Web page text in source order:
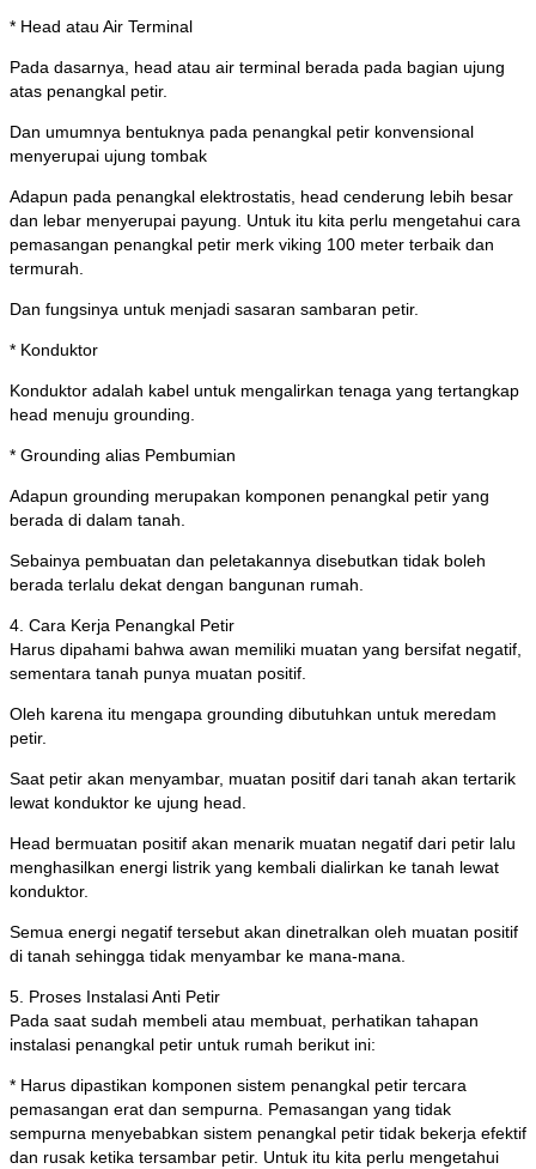
* Head atau Air Terminal
Pada dasarnya, head atau air terminal berada pada bagian ujung
atas penangkal petir.
Dan umumnya bentuknya pada penangkal petir konvensional
menyerupai ujung tombak
Adapun pada penangkal elektrostatis, head cenderung lebih besar
dan lebar menyerupai payung. Untuk itu kita perlu mengetahui cara
pemasangan penangkal petir merk viking 100 meter terbaik dan
termurah.
Dan fungsinya untuk menjadi sasaran sambaran petir.
* Konduktor
Konduktor adalah kabel untuk mengalirkan tenaga yang tertangkap
head menuju grounding.
* Grounding alias Pembumian
Adapun grounding merupakan komponen penangkal petir yang
berada di dalam tanah.
Sebainya pembuatan dan peletakannya disebutkan tidak boleh
berada terlalu dekat dengan bangunan rumah.
4. Cara Kerja Penangkal Petir
Harus dipahami bahwa awan memiliki muatan yang bersifat negatif,
sementara tanah punya muatan positif.
Oleh karena itu mengapa grounding dibutuhkan untuk meredam
petir.
Saat petir akan menyambar, muatan positif dari tanah akan tertarik
lewat konduktor ke ujung head.
Head bermuatan positif akan menarik muatan negatif dari petir lalu
menghasilkan energi listrik yang kembali dialirkan ke tanah lewat
konduktor.
Semua energi negatif tersebut akan dinetralkan oleh muatan positif
di tanah sehingga tidak menyambar ke mana-mana.
5. Proses Instalasi Anti Petir
Pada saat sudah membeli atau membuat, perhatikan tahapan
instalasi penangkal petir untuk rumah berikut ini:
* Harus dipastikan komponen sistem penangkal petir tercara
pemasangan erat dan sempurna. Pemasangan yang tidak
sempurna menyebabkan sistem penangkal petir tidak bekerja efektif
dan rusak ketika tersambar petir. Untuk itu kita perlu mengetahui